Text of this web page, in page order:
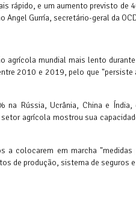
rápido, e um aumento previsto
Angel Gurría, secretário-geral da
agrícola mundial mais lento
2010 e 2019, pelo que
na Rússia, Ucrânia, China e
agrícola mostrou sua
a colocarem em marcha
de produção, sistema de seguros